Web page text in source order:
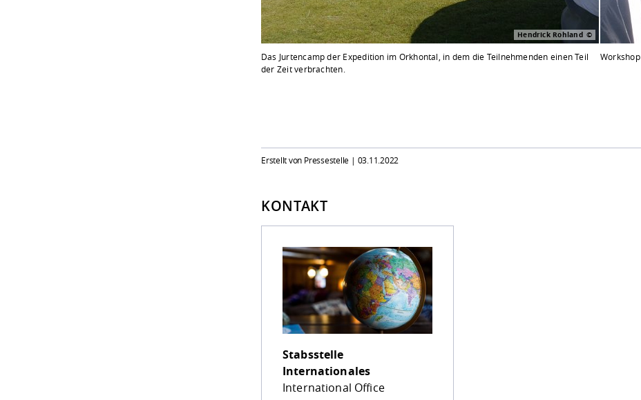
Hendrick Rohland
Das Jurtencamp der Expedition im Orkhontal, in dem die Teilnehmenden einen Teil
der Zeit verbrachten.
Workshop
Erstellt von Pressestelle | 03.11.2022
KONTAKT
Stabsstelle
Internationales
International Office